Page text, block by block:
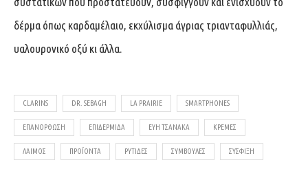
δέρμα όπως καρδαμέλαιο, εκχύλισμα άγριας τριανταφυλλιάς,
υαλουρονικό οξύ κι άλλα.
CLARINS DR. SEBAGH LA PRAIRIE SMARTPHONES
ΕΠΑΝΌΡΘΩΣΗ ΕΠΙΔΕΡΜΊΔΑ ΕΎΗ ΤΣΑΝΆΚΑ ΚΡΕΜΕΣ
ΛΑΙΜΌΣ ΠΡΟΪΌΝΤΑ ΡΥΤΊΔΕΣ ΣΥΜΒΟΥΛΈΣ ΣΎΣΦΙΞΗ